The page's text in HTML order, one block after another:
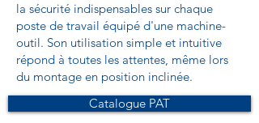
la sécurité indispensables sur chaque
poste de travail équipé d'une machine-
outil. Son utilisation simple et intuitive
répond à toutes les attentes, même lors
du montage en position inclinée.
Catalogue PAT